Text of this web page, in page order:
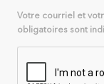
Votre courriel et
obligatoires sont